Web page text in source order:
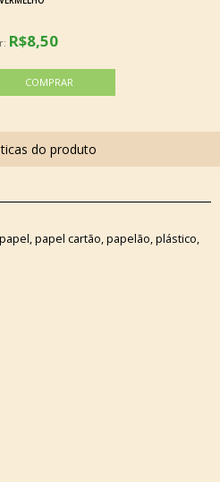
R$8,50
papel cartão, papelão, plástico,